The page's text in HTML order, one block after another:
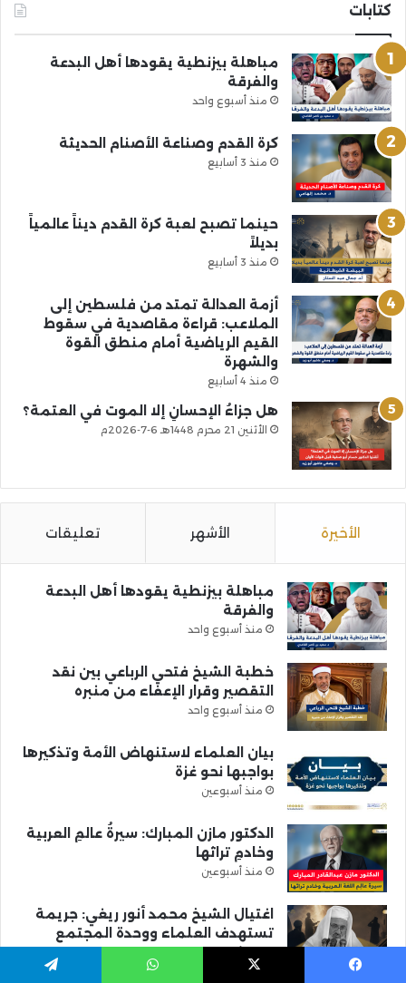
كتابات
مباهلة بيزنطية يقودها أهل البدعة
والفرقة
منذ أسبوع واحد
كرة القدم وصناعة الأصنام الحديثة
منذ 3 أسابيع
حينما تصبح لعبة كرة القدم ديناً عالمياً
بديلاً
منذ 3 أسابيع
أزمة العدالة تمتد من فلسطين إلى
الملاعب: قراءة مقاصدية في سقوط
القيم الرياضية أمام منطق القوة
والشهرة
منذ 4 أسابيع
هل جزاءُ الإحسانِ إلا الموت في العتمة؟
الأثنين 21 محرم 1448هـ 6-7-2026م
الأخيرة الأشهر تعليقات
مباهلة بيزنطية يقودها أهل البدعة
والفرقة
منذ أسبوع واحد
خطبة الشيخ فتحي الرباعي بين نقد
التقصير وقرار الإعفاء من منبره
منذ أسبوع واحد
بيان العلماء لاستنهاض الأمة وتذكيرها
بواجبها نحو غزة
منذ أسبوعين
الدكتور مازن المبارك: سيرةُ عالمِ العربية
وخادمِ تراثها
منذ أسبوعين
اغتيال الشيخ محمد أنور ريغي: جريمة
تستهدف العلماء ووحدة المجتمع